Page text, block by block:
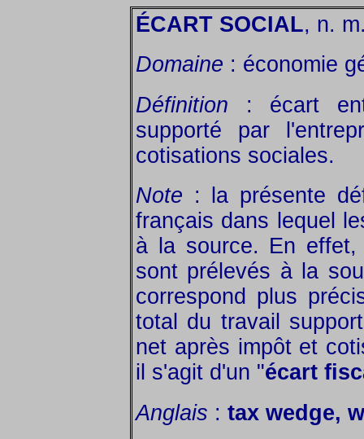
ÉCART SOCIAL, n.
Domaine : économie
Définition : écart
supporté par
cotisations sociales.
Note : la présente
français dans lequel
à la source. En
sont prélevés à la
correspond plus
total du travail
net après impôt et
il s'agit d'un "écart
Anglais : tax wedge,